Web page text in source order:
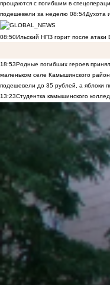
прощаются с погибшим в
подешевели за неделю 08:54Духота
08:50Ильский НПЗ горит после
18:53Родные погибших героев
маленьком селе Камышинского
подешевели до 35 рублей, а яблоки
13:23Студентка камышинского